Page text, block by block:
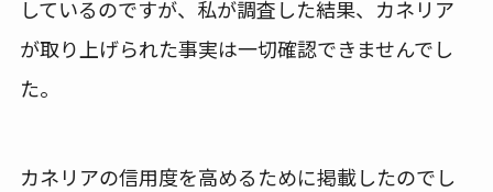
しているのですが、私が調査した結果、カネリア
が取り上げられた事実は一切確認できませんでし
た。
カネリアの信用度を高めるために掲載したのでし